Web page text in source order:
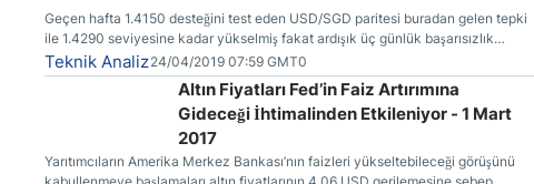
Geçen hafta 1.4150 desteğini test eden USD/SGD paritesi buradan gelen tepki
ile 1.4290 seviyesine kadar yükselmiş fakat ardışık üç günlük başarısızlık
ertesinde yönünü yeniden aşağı çevirmiştir.
Teknik Analiz24/04/2019 07:59 GMT0
Altın Fiyatları Fed’in Faiz Artırımına
Gideceği İhtimalinden Etkileniyor - 1 Mart
2017
Yarıtımcıların Amerika Merkez Bankası’nın faizleri yükseltebileceği görüşünü